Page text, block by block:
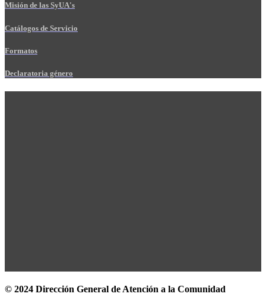
Misión de las SyUA's
Catálogos de Servicio
Formatos
Declaratoria género
© 2024 Dirección General de Atención a la Comunidad